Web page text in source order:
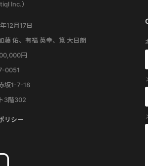
Inc.）
12月17日
藤 佑、有福 英幸、筧 大日朗
円
0051
坂1-7-18
3階302
リシー